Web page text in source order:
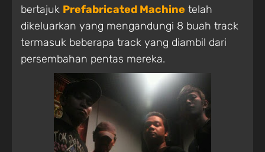
bertajuk Prefabricated Machine telah
dikeluarkan yang mengandungi 8 buah track
termasuk beberapa track yang diambil dari
persembahan pentas mereka.